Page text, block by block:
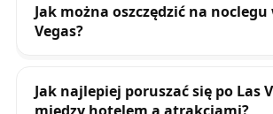
Jak można oszczędzić na noclegu
Vegas?
Jak najlepiej poruszać się po Las